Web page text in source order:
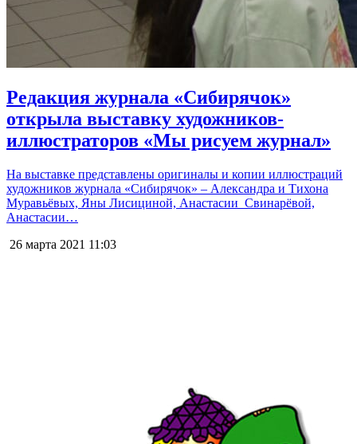
Редакция журнала «Сибирячок»
открыла выставку художников-
иллюстраторов «Мы рисуем журнал»
На выставке представлены оригиналы и копии иллюстраций
художников журнала «Сибирячок» – Александра и Тихона
Муравьёвых, Яны Лисициной, Анастасии Свинарёвой,
Анастасии…
26 марта 2021 11:03